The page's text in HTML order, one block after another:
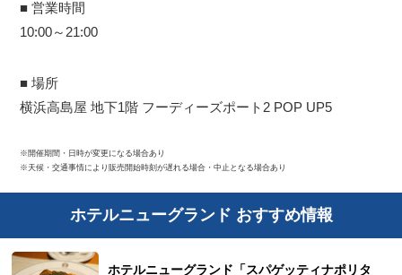
■ 営業時間
10:00～21:00
■ 場所
横浜高島屋 地下1階 フーディーズポート2 POP UP5
※開催期間・日時が変更になる場合あり
※天候・交通事情により販売開始時刻が遅れる場合・中止となる場合あり
ホテルニューグランド おすすめ情報
ホテルニューグランド「スパゲッティナポリタ